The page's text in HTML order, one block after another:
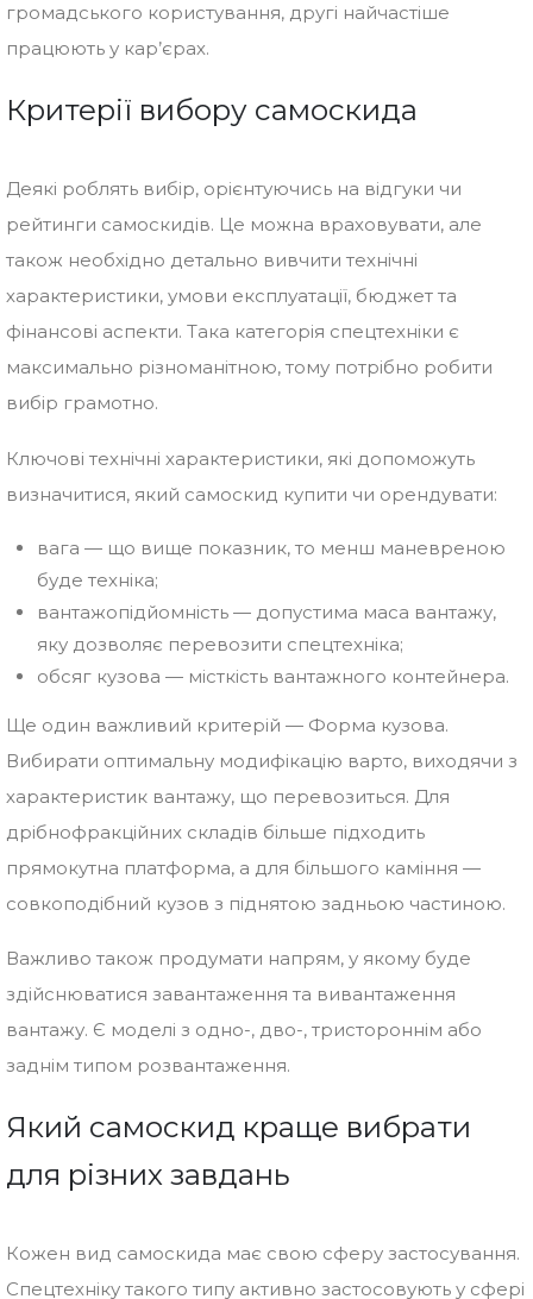
громадського користування, другі найчастіше
працюють у кар’єрах.
Критерії вибору самоскида
Деякі роблять вибір, орієнтуючись на відгуки чи
рейтинги самоскидів. Це можна враховувати, але
також необхідно детально вивчити технічні
характеристики, умови експлуатації, бюджет та
фінансові аспекти. Така категорія спецтехніки є
максимально різноманітною, тому потрібно робити
вибір грамотно.
Ключові технічні характеристики, які допоможуть
визначитися, який самоскид купити чи орендувати:
вага — що вище показник, то менш маневреною
буде техніка;
вантажопідйомність — допустима маса вантажу,
яку дозволяє перевозити спецтехніка;
обсяг кузова — місткість вантажного контейнера.
Ще один важливий критерій — Форма кузова.
Вибирати оптимальну модифікацію варто, виходячи з
характеристик вантажу, що перевозиться. Для
дрібнофракційних складів більше підходить
прямокутна платформа, а для більшого каміння —
совкоподібний кузов з піднятою задньою частиною.
Важливо також продумати напрям, у якому буде
здійснюватися завантаження та вивантаження
вантажу. Є моделі з одно-, дво-, тристороннім або
заднім типом розвантаження.
Який самоскид краще вибрати
для різних завдань
Кожен вид самоскида має свою сферу застосування.
Спецтехніку такого типу активно застосовують у сфері